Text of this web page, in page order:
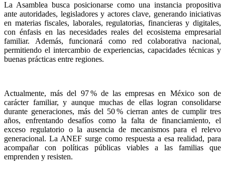
La Asamblea busca posicionarse como una instancia propositiva
ante autoridades, legisladores y actores clave, generando iniciativas
en materias fiscales, laborales, regulatorias, financieras y digitales,
con énfasis en las necesidades reales del ecosistema empresarial
familiar. Además, funcionará como red colaborativa nacional,
permitiendo el intercambio de experiencias, capacidades técnicas y
buenas prácticas entre regiones.
Actualmente, más del 97 % de las empresas en México son de
carácter familiar, y aunque muchas de ellas logran consolidarse
durante generaciones, más del 50 % cierran antes de cumplir tres
años, enfrentando desafíos como la falta de financiamiento, el
exceso regulatorio o la ausencia de mecanismos para el relevo
generacional. La ANEF surge como respuesta a esa realidad, para
acompañar con políticas públicas viables a las familias que
emprenden y resisten.